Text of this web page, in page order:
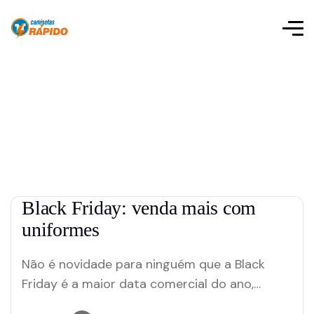
Black Friday: venda mais com
uniformes
Não é novidade para ninguém que a Black
Friday é a maior data comercial do ano,